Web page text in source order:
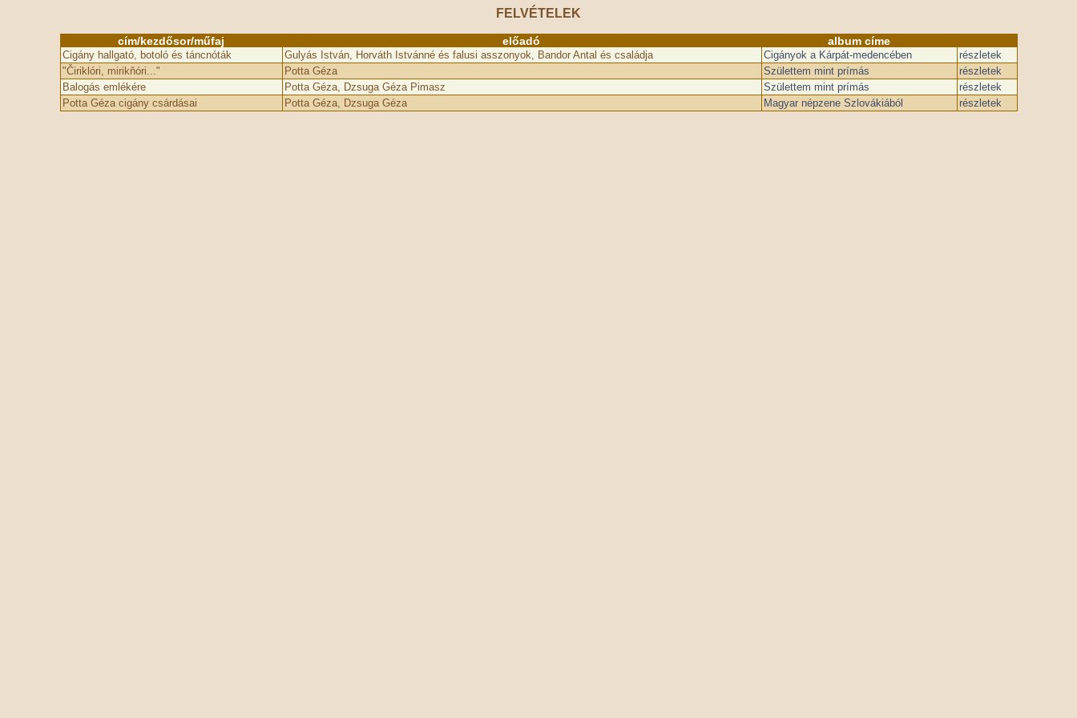
FELVÉTELEK
cím/kezdősor/műfaj előadó album címe
Cigány hallgató, botoló és táncnóták Gulyás István, Horváth Istvánné és falusi asszonyok, Bandor Antal és családja Cigányok a Kárpát-medencében
részletek
"Čiriklóri, mirikňóri..."
Potta Géza Születtem mint prímás
részletek
Balogás emlékére
Potta Géza, Dzsuga Géza Pimasz Születtem mint prímás
részletek
Potta Géza cigány csárdásai
Potta Géza, Dzsuga Géza Magyar népzene Szlovákiából részletek